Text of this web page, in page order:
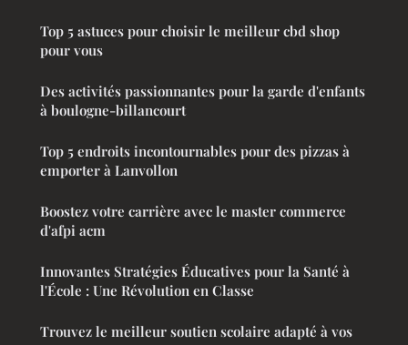
Top 5 astuces pour choisir le meilleur cbd shop
pour vous
Des activités passionnantes pour la garde d'enfants
à boulogne-billancourt
Top 5 endroits incontournables pour des pizzas à
emporter à Lanvollon
Boostez votre carrière avec le master commerce
d'afpi acm
Innovantes Stratégies Éducatives pour la Santé à
l'École : Une Révolution en Classe
Trouvez le meilleur soutien scolaire adapté à vos